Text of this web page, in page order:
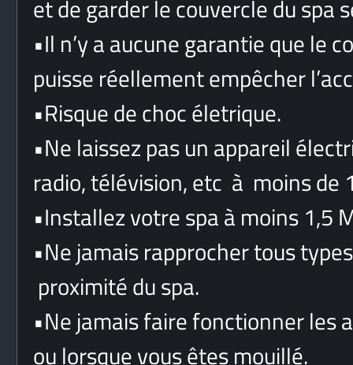
et de garder le couvercle du spa
•Il n’y a aucune garantie que le
puisse réellement empêcher
•Risque de choc életrique.
•Ne laissez pas un appareil
radio, télévision, etc à moins de
•Installez votre spa à moins 1,5
•Ne jamais rapprocher tous
proximité du spa.
•Ne jamais faire fonctionner les
ou lorsque vous êtes mouillé.